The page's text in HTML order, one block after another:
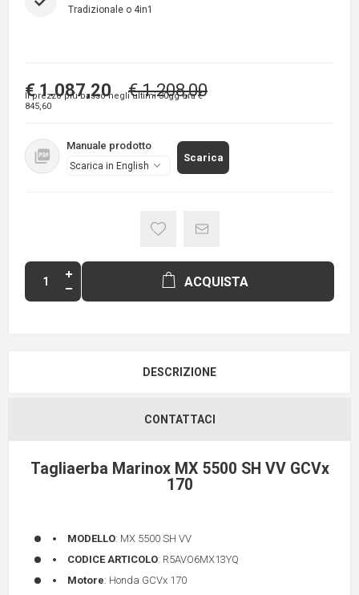
Tradizionale o 4in1
€ 1.087,20
Il prezzo più basso negli ultimi 30gg era €
845,60
€ 1.208,00
Manuale prodotto
Scarica
ACQUISTA
DESCRIZIONE
CONTATTACI
Tagliaerba Marinox MX 5500 SH VV GCVx
170
MODELLO: MX 5500 SH VV
CODICE ARTICOLO: R5AVO6MX13YQ
Motore: Honda GCVx 170